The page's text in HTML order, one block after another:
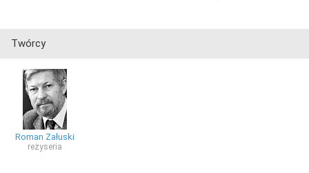
Twórcy
Roman Załuski
reżyseria